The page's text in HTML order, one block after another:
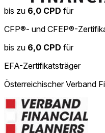
bis zu 6,0 CPD für
CFP®- und CFEP®-
bis zu 6,0 CPD für
EFA-Zertifikatsträger
Österreichischer Verband